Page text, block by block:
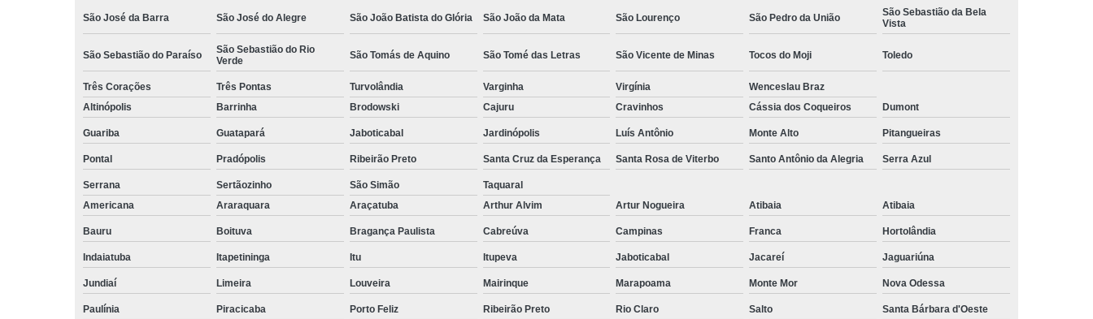
Fábrica de Camisa Social
Fábrica de Camisa Social de Homem
Fábrica de Camisa Social Masculina
Fábrica de Camisa Social para Homem
Loja de Fábrica Camisa Social
Loja com Moda Masculina
Loja de Moda Masculina
Loja de Moda Masculina Online
Loja Executivo Moda Masculina
Loja Moda Masculina
Loja Moda Masculina Executivo
Loja Moda Masculina Online
Loja Moda Masculina Social
Loja Virtual Moda Masculina
Moda Masculina Loja
Moda Atual Masculina
Moda Básica Masculina
Moda Casual Masculina
Moda Jeans Masculina
Moda Masculina
Moda Masculina Camisa
Moda Masculina Camisa Social
Moda Masculina Esporte Fino
Moda Masculina Inverno
Moda Masculina Social
Moda Plus Size Masculina
Moda Social Masculina
Roupas Elegantes Masculinas
Roupas Estilosas Masculinas
Roupas Masculinas
Roupas Masculinas da Moda
Roupas Masculinas Esporte Fino
São José da Barra São José do Alegre São João Batista do Glória São João da Mata São Lourenço São Pedro da União
São Sebastião da Bela
Vista
São Sebastião do Paraíso
São Sebastião do Rio
Verde
São Tomás de Aquino São Tomé das Letras São Vicente de Minas Tocos do Moji Toledo
Três Corações Três Pontas Turvolândia Varginha Virgínia
Wenceslau Braz
Altinópolis
Barrinha Brodowski Cajuru Cravinhos Cássia dos Coqueiros Dumont
Guariba Guatapará Jaboticabal Jardinópolis Luís Antônio Monte Alto Pitangueiras
Pontal Pradópolis Ribeirão Preto Santa Cruz da Esperança Santa Rosa de Viterbo Santo Antônio da Alegria Serra Azul
Serrana Sertãozinho São Simão
Taquaral
Americana
Araraquara Araçatuba Arthur Alvim Artur Nogueira Atibaia Atibaia
Bauru Boituva Bragança Paulista Cabreúva Campinas Franca Hortolândia
Indaiatuba Itapetininga Itu Itupeva Jaboticabal Jacareí Jaguariúna
Jundiaí Limeira Louveira Mairinque Marapoama Monte Mor Nova Odessa
Paulínia Piracicaba Porto Feliz Ribeirão Preto Rio Claro Salto Santa Bárbara d'Oeste